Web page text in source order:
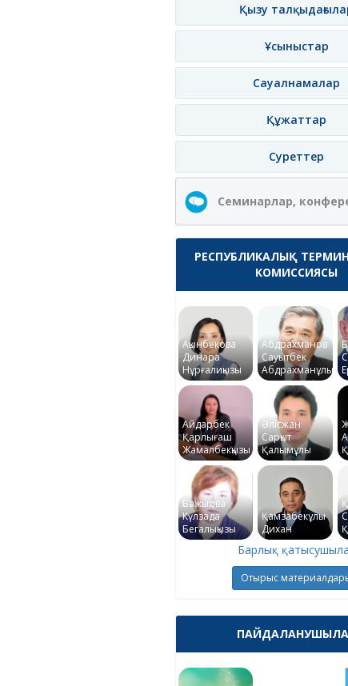
Қызу
Ұсыныстар
Сауалнамалар
Құжаттар
Суреттер
Семинарлар,
РЕСПУБЛИКАЛЫҚ
КОМИССИЯСЫ
Ақынбекова
Динара
Нұрғалиқызы
Абдрахманов
Сауытбек
Абдрахманұлы
Айдарбек
Қарлығаш
Жамалбекқызы
Әлісжан
Сарқыт
Қалымұлы
Бажықова
Күлзада
Бегалықызы
Қамзабекұлы
Дихан
Барлық
Отырыс